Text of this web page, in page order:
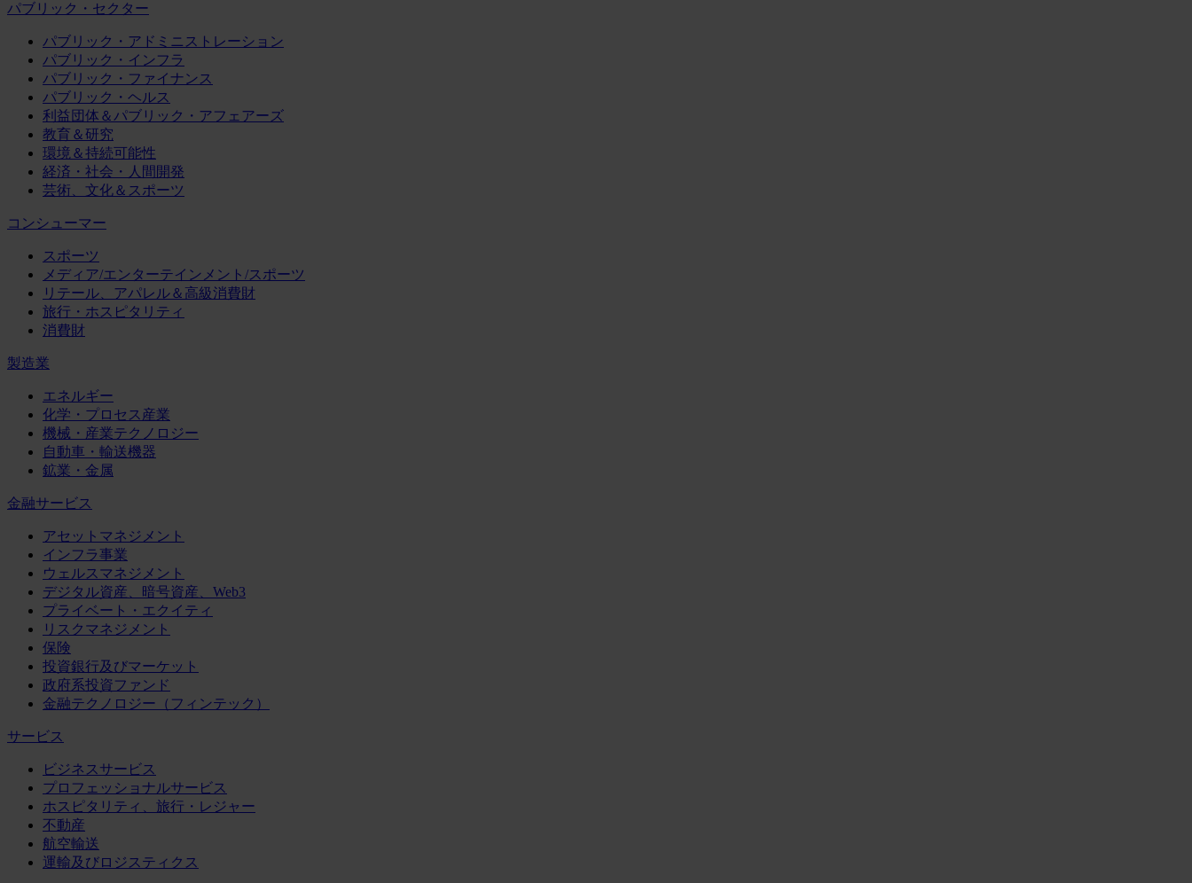
パブリック・セクター
パブリック・アドミニストレーション
パブリック・インフラ
パブリック・ファイナンス
パブリック・ヘルス
利益団体＆パブリック・アフェアーズ
教育＆研究
環境＆持続可能性
経済・社会・人間開発
芸術、文化＆スポーツ
コンシューマー
スポーツ
メディア/エンターテインメント/スポーツ
リテール、アパレル＆高級消費財
旅行・ホスピタリティ
消費財
製造業
エネルギー
化学・プロセス産業
機械・産業テクノロジー
自動車・輸送機器
鉱業・金属
金融サービス
アセットマネジメント
インフラ事業
ウェルスマネジメント
デジタル資産、暗号資産、Web3
プライベート・エクイティ
リスクマネジメント
保険
投資銀行及びマーケット
政府系投資ファンド
金融テクノロジー（フィンテック）
サービス
ビジネスサービス
プロフェッショナルサービス
ホスピタリティ、旅行・レジャー
不動産
航空輸送
運輸及びロジスティクス